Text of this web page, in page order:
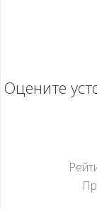
Оцените